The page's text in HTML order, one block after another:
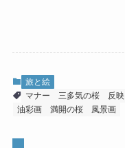
旅と絵
マナー
三多気の桜 反映
油彩画
満開の桜 風景画